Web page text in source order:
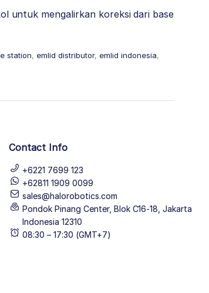
untuk mengalirkan koreksi dari base
station, emlid distributor, emlid indonesia,
Contact Info
+6221 7699 123
+62811 1909 0099
sales@halorobotics.com
Pondok Pinang Center, Blok C16-18, Jakarta
Indonesia 12310
08:30 – 17:30 (GMT+7)